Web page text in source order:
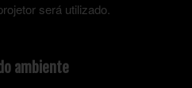
será utilizado.
ambiente